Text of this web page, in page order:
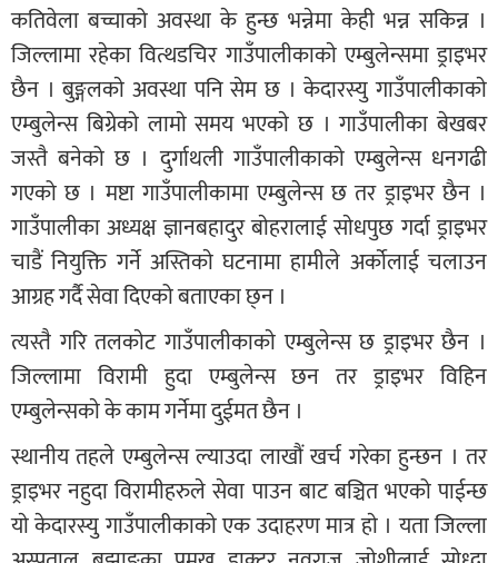
कतिवेला बच्चाको अवस्था के हुन्छ भन्नेमा केही भन्न सकिन्न ।
जिल्लामा रहेका वित्थडचिर गाउँपालीकाकाे एम्बुलेन्समा ड्राइभर
छैन । बुङ्गलकाे अवस्था पनि सेम छ । केदारस्यु गाउँपालीकाकाे
एम्बुलेन्स बिग्रेकाे लामाे समय भएकाे छ । गाउँपालीका बेखबर
जस्तै बनेको छ । दुर्गाथली गाउँपालीकाकाे एम्बुलेन्स धनगढी
गएको छ । मष्टा गाउँपालीकामा एम्बुलेन्स छ तर ड्राइभर छैन ।
गाउँपालीका अध्यक्ष ज्ञानबहादुर बाेहरालाई साेधपुछ गर्दा ड्राइभर
चाडैं नियुक्ति गर्ने अस्तिकाे घटनामा हामीले अर्काेलाई चलाउन
आग्रह गर्दै सेवा दिएको बताएका छ्न ।
त्यस्तै गरि तलकाेट गाउँपालीकाकाे एम्बुलेन्स छ ड्राइभर छैन ।
जिल्लामा विरामी हुदा एम्बुलेन्स छन तर ड्राइभर विहिन
एम्बुलेन्सकाे के काम गर्नेमा दुईमत छैन ।
स्थानीय तहले एम्बुलेन्स ल्याउदा लाखौं खर्च गरेका हुन्छन । तर
ड्राइभर नहुदा विरामीहरुले सेवा पाउन बाट बञ्चित भएको पाईन्छ
याे केदारस्यु गाउँपालीकाकाे एक उदाहरण मात्र हाे । यता जिल्ला